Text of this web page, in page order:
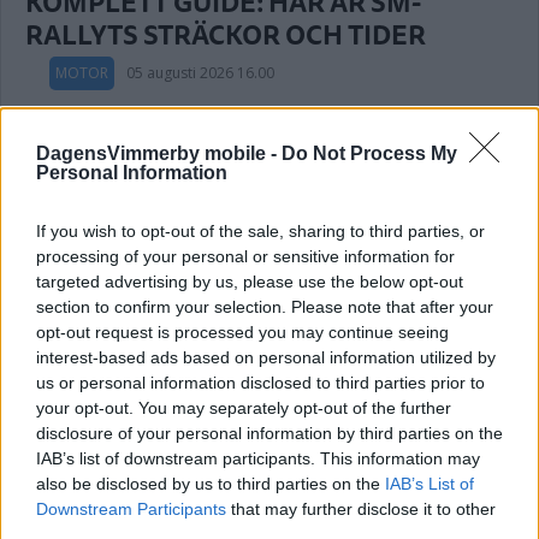
DagensVimmerby mobile - Do Not Process My
Personal Information
If you wish to opt-out of the sale, sharing to third parties, or
processing of your personal or sensitive information for
targeted advertising by us, please use the below opt-out
section to confirm your selection. Please note that after your
opt-out request is processed you may continue seeing
interest-based ads based on personal information utilized by
us or personal information disclosed to third parties prior to
your opt-out. You may separately opt-out of the further
disclosure of your personal information by third parties on the
IAB’s list of downstream participants. This information may
also be disclosed by us to third parties on the IAB’s List of
Downstream Participants that may further disclose it to other
RALLYTS STRÄCKOR OCH TIDER
MOTOR 05 augusti 2026 16.00
VMS-Fredrik till veteranernas final vid
Gutafestivalen
MOTOR 18 juli 2026 16.00
Annons:
EXTRA